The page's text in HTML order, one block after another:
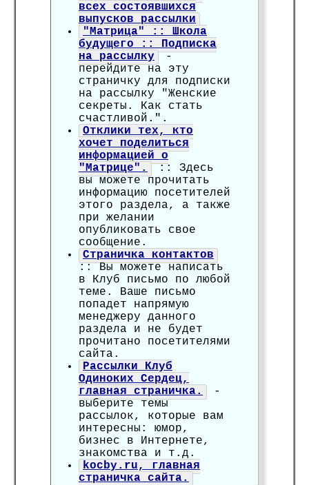
всех состоявшихся
выпусков рассылки
"Матрица" :: Школа
будущего :: Подписка
на рассылку -
перейдите на эту
страничку для подписки
на рассылку "Женские
секреты. Как стать
счастливой.".
Отклики тех, кто
хочет поделиться
информацией о
"Матрице". :: Здесь
вы можете прочитать
информацию посетителей
этого раздела, а также
при желании
опубликовать свое
сообщение.
Страничка контактов
:: Вы можете написать
в Клуб письмо по любой
теме. Ваше письмо
попадет напрямую
менеджеру данного
раздела и не будет
прочитано посетителями
сайта.
Рассылки Клуб
Одиноких Сердец,
главная страничка.
-
выберите темы
рассылок, которые вам
интересны: юмор,
бизнес в Интернете,
знакомства и т.д.
kocby.ru, главная
страничка сайта.